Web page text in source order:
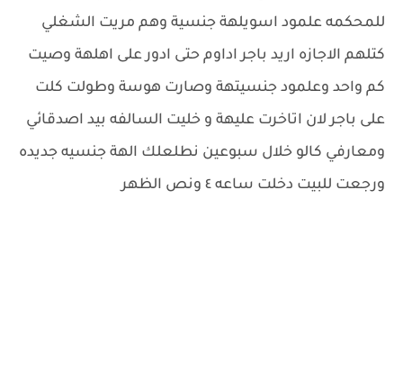
للمحكمه علمود اسويلهة جنسية وهم مريت الشغلي
كتلهم الاجازه اريد باجر اداوم حتى ادور على اهلهة وصيت
كم واحد وعلمود جنسيتهة وصارت هوسة وطولت كلت
على باجر لان اتاخرت عليهة و خليت السالفه بيد اصدقائي
ومعارفي كالو خلال سبوعين نطلعلك الهة جنسيه جديده
ورجعت للبيت دخلت ساعه ٤ ونص الظهر